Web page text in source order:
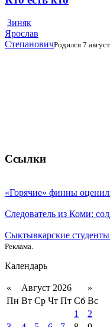
Зиняк
Ярослав
СтепановичРодился 7
Ссылки
«Горячие» финны
Следователь из Коми:
Сыктывкарские
Реклама.
Календарь
« Август 2026
»
Пн Вт Ср Чт Пт Сб Вс
1
2